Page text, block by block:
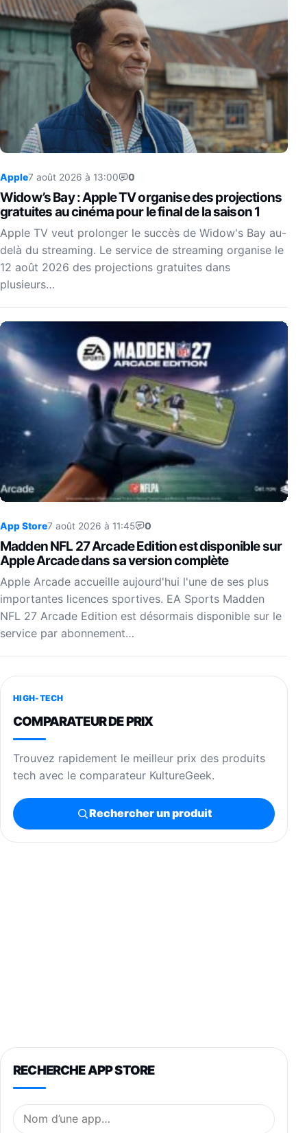
Apple7 août 2026 à 13:00 0
Widow’s Bay : Apple TV organise des projections
gratuites au cinéma pour le final de la saison 1
Apple TV veut prolonger le succès de Widow's Bay au-
delà du streaming. Le service de streaming organise le
12 août 2026 des projections gratuites dans
plusieurs…
App Store7 août 2026 à 11:45 0
Madden NFL 27 Arcade Edition est disponible sur
Apple Arcade dans sa version complète
Apple Arcade accueille aujourd'hui l'une de ses plus
importantes licences sportives. EA Sports Madden
NFL 27 Arcade Edition est désormais disponible sur le
service par abonnement…
HIGH-TECH
COMPARATEUR DE PRIX
Trouvez rapidement le meilleur prix des produits
tech avec le comparateur KultureGeek.
Rechercher un produit
RECHERCHE APP STORE
Nom de l’application